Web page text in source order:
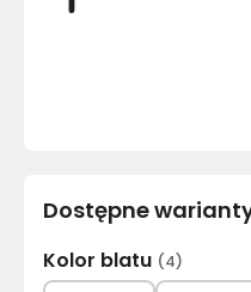
Dostępne
Kolor blatu (4)